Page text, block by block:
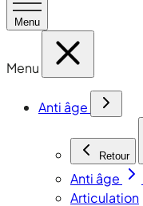
Menu
Menu
Anti âge
Retour
Anti âge
Articulation